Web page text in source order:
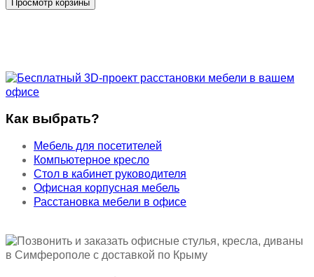
Как выбрать?
Мебель для посетителей
Компьютерное кресло
Стол в кабинет руководителя
Офисная корпусная мебель
Расстановка мебели в офисе